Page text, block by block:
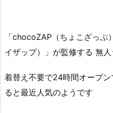
「chocoZAP（ちょこざっぷ
イザップ）」が監修する 無人
着替え不要で24時間オープ
ると最近人気のようです